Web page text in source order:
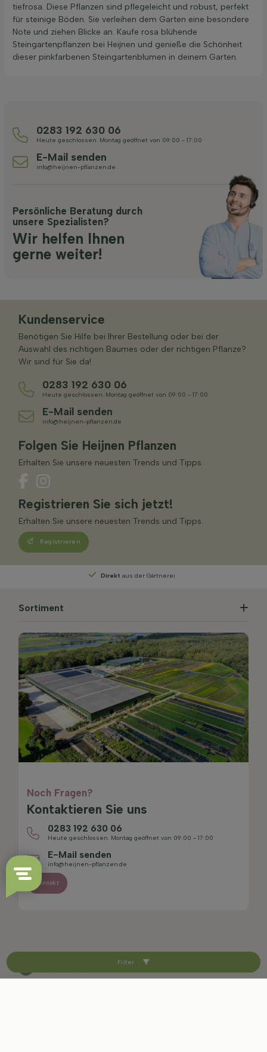
Filter
tiefrosa. Diese Pflanzen sind pflegeleicht und robust, perfekt
für steinige Böden. Sie verleihen dem Garten eine besondere
Note und ziehen Blicke an. Kaufe rosa blühende
Steingartenpflanzen bei Heijnen und genieße die Schönheit
dieser pinkfarbenen Steingartenblumen in deinem Garten.
0283 192 630 06
Heute geschlossen. Montag geöffnet von 09:00 - 17:00
E-Mail senden
info@heijnen-pflanzen.de
Persönliche Beratung durch
unsere Spezialisten?
Wir helfen Ihnen
gerne weiter!
Kundenservice
Benötigen Sie Hilfe bei Ihrer Bestellung oder bei der
Auswahl des richtigen Baumes oder der richtigen Pflanze?
Wir sind für Sie da!
0283 192 630 06
Heute geschlossen. Montag geöffnet von 09:00 - 17:00
E-Mail senden
info@heijnen-pflanzen.de
Folgen Sie Heijnen Pflanzen
Erhalten Sie unsere neuesten Trends und Tipps.
Registrieren Sie sich jetzt!
Erhalten Sie unsere neuesten Trends und Tipps.
Registrieren
Persönliche Beratungvon unseren Experten
Sortiment
Noch Fragen?
Kontaktieren Sie uns
0283 192 630 06
Heute geschlossen. Montag geöffnet von 09:00 - 17:00
E-Mail senden
info@heijnen-pflanzen.de
Kontakt
4.4/5